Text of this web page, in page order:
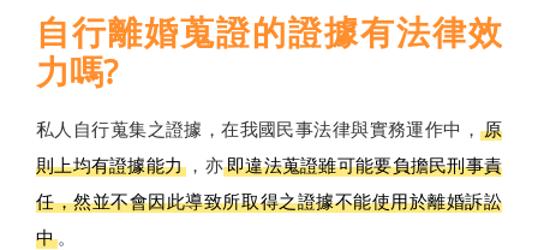
自行離婚蒐證的證據有法律效
力嗎?
私人自行蒐集之證據，在我國民事法律與實務運作中， 原
則上均有證據能力 ，亦即違法蒐證雖可能要負擔民刑事責
任，然並不會因此導致所取得之證據不能使用於離婚訴訟
中 。